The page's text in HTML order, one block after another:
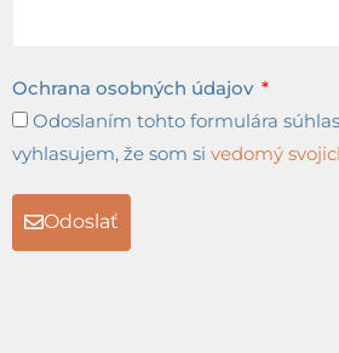
Ochrana osobných údajov
Odoslaním tohto formulára
vyhlasujem, že som si vedomý
Odoslať